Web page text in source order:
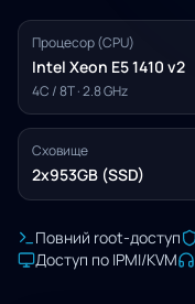
Процесор (CPU)
Intel Xeon E5 1410 v2
4C / 8T · 2.8 GHz
Сховище
2x953GB (SSD)
Повний root-доступ
Доступ по IPMI/KVM